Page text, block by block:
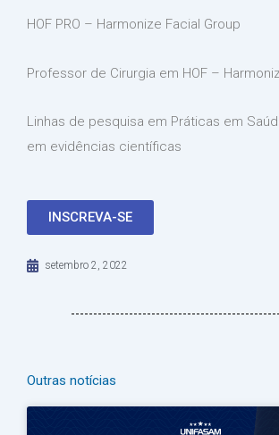
HOF PRO – Harmonize Facial Group
Professor de Cirurgia em HOF –
Linhas de pesquisa em Práticas em
em evidências científicas
INSCREVA-SE
setembro 2, 2022
Outras notícias